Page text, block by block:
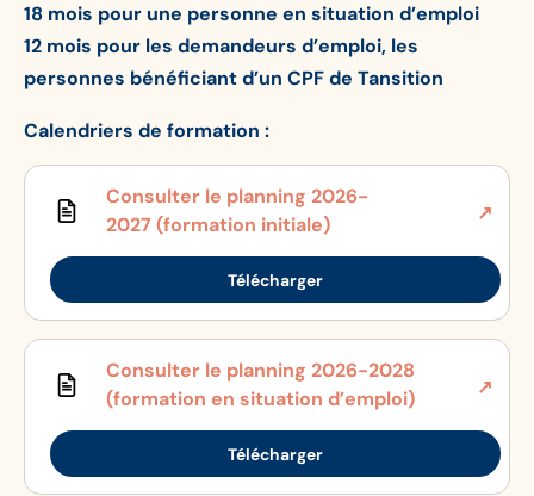
18 mois pour une personne en situation d’emploi
12 mois pour les demandeurs d’emploi, les
personnes bénéficiant d’un CPF de Tansition
Calendriers de formation :
Consulter le planning 2026-
2027 (formation initiale)
Télécharger
Consulter le planning 2026-2028
(formation en situation d’emploi)
Télécharger